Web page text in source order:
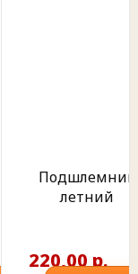
Подшлемник
летний
220,00 р.